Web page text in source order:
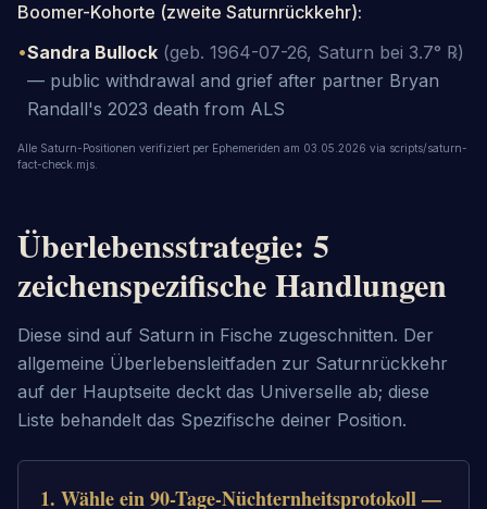
Boomer-Kohorte (zweite Saturnrückkehr):
•Sandra Bullock (geb. 1964-07-26, Saturn bei 3.7° ℞)
— public withdrawal and grief after partner Bryan
Randall's 2023 death from ALS
Alle Saturn-Positionen verifiziert per Ephemeriden am 03.05.2026 via scripts/saturn-
fact-check.mjs.
Überlebensstrategie: 5
zeichenspezifische Handlungen
Diese sind auf Saturn in Fische zugeschnitten. Der
allgemeine Überlebensleitfaden zur Saturnrückkehr
auf der Hauptseite deckt das Universelle ab; diese
Liste behandelt das Spezifische deiner Position.
1. Wähle ein 90-Tage-Nüchternheitsprotokoll —